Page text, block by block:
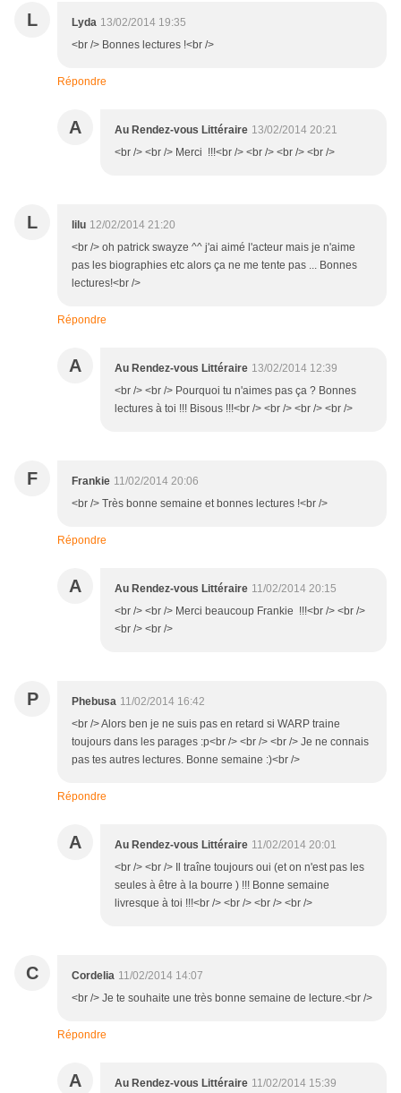
L Lyda 13/02/2014 19:35
<br /> Bonnes lectures !<br />
Répondre
A Au Rendez-vous Littéraire 13/02/2014 20:21
<br /> <br /> Merci !!!<br /> <br /> <br /> <br />
L lilu 12/02/2014 21:20
<br /> oh patrick swayze ^^ j'ai aimé l'acteur mais je n'aime
pas les biographies etc alors ça ne me tente pas ... Bonnes
lectures!<br />
Répondre
A Au Rendez-vous Littéraire 13/02/2014 12:39
<br /> <br /> Pourquoi tu n'aimes pas ça ? Bonnes
lectures à toi !!! Bisous !!!<br /> <br /> <br /> <br />
F Frankie 11/02/2014 20:06
<br /> Très bonne semaine et bonnes lectures !<br />
Répondre
A Au Rendez-vous Littéraire 11/02/2014 20:15
<br /> <br /> Merci beaucoup Frankie !!!<br /> <br />
<br /> <br />
P Phebusa 11/02/2014 16:42
<br /> Alors ben je ne suis pas en retard si WARP traine
toujours dans les parages :p<br /> <br /> <br /> Je ne connais
pas tes autres lectures. Bonne semaine :)<br />
Répondre
A Au Rendez-vous Littéraire 11/02/2014 20:01
<br /> <br /> Il traîne toujours oui (et on n'est pas les
seules à être à la bourre ) !!! Bonne semaine
livresque à toi !!!<br /> <br /> <br /> <br />
C Cordelia 11/02/2014 14:07
<br /> Je te souhaite une très bonne semaine de lecture.<br />
Répondre
A Au Rendez-vous Littéraire 11/02/2014 15:39